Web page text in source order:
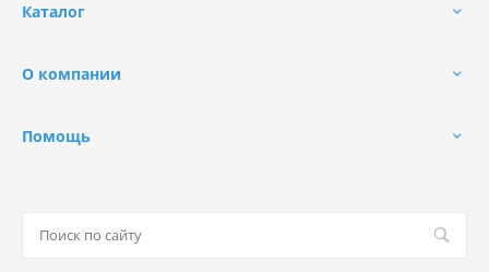
Каталог
О компании
Помощь